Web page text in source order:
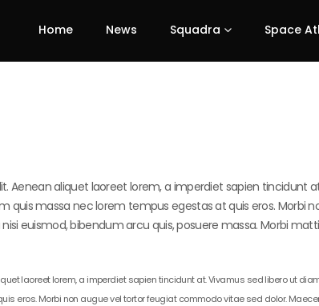
Home News Squadra Space
Aenean aliquet laoreet lorem, a imperdiet sapien tincidunt
quis massa nec lorem tempus egestas at quis eros. Morbi
euismod, bibendum arcu quis, posuere massa. Morbi
laoreet lorem, a imperdiet sapien tincidunt at. Vivamus sed libero ut
eros. Morbi non augue vel tortor feugiat commodo vitae sed dolor.